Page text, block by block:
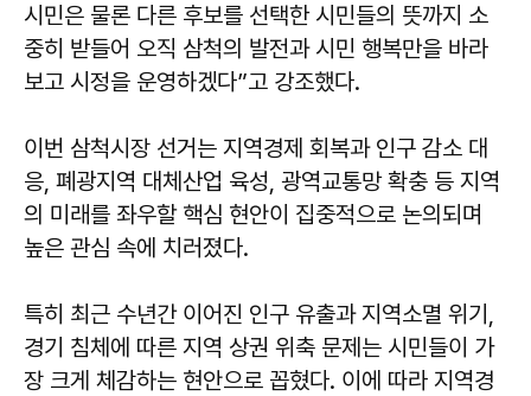
시민은 물론 다른 후보를 선택한 시민들의 뜻까지 소
중히 받들어 오직 삼척의 발전과 시민 행복만을 바라
보고 시정을 운영하겠다”고 강조했다.
이번 삼척시장 선거는 지역경제 회복과 인구 감소 대
응, 폐광지역 대체산업 육성, 광역교통망 확충 등 지역
의 미래를 좌우할 핵심 현안이 집중적으로 논의되며
높은 관심 속에 치러졌다.
특히 최근 수년간 이어진 인구 유출과 지역소멸 위기,
경기 침체에 따른 지역 상권 위축 문제는 시민들이 가
장 크게 체감하는 현안으로 꼽혔다. 이에 따라 지역경